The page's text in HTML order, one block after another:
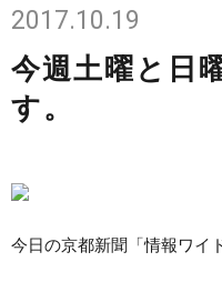
2017.10.19
今週土曜と日
す。
今日の京都新聞「情報ワイ